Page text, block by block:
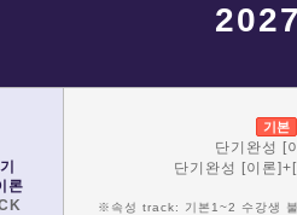
론
기본
단기완성 [
단기완성 [이론
※속성 track: 기본1~2 수강생